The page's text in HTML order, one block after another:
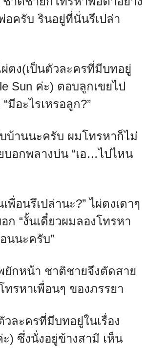
อครับ รินอยู่ที่นั่นรึเปล่า
ผ่ตง(เป็นตัวละครที่มีบทอยู่
Sun ค่ะ) ตอบลูกเขยไป
มีอะไรเหรอลูก?”
บ้านนะครับ ผมโทรหาก็ไม่
บอกพลางบ่น “เอ…ไปไหน
พื่อนรึเปล่านะ?” ไผ่ตงเดาๆ
ก “งั้นเดี๋ยวผมลองโทรหา
นนะครับ”
ยักหน้า ชาติชายจึงตัดสาย
รหาเพื่อนๆ ของภรรยา
วละครที่มีบทอยู่ในเรื่อง
ะ) ซึ่งนั่งอยู่ข้างสามี เห็น